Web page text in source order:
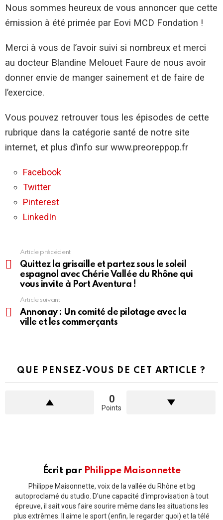
Nous sommes heureux de vous annoncer que cette
émission à été primée par Eovi MCD Fondation !
Merci à vous de l’avoir suivi si nombreux et merci
au docteur Blandine Melouet Faure de nous avoir
donner envie de manger sainement et de faire de
l’exercice.
Vous pouvez retrouver tous les épisodes de cette
rubrique dans la catégorie santé de notre site
internet, et plus d’info sur www.preoreppop.fr
Facebook
Twitter
Pinterest
LinkedIn
voir
Article précédent
Quittez la grisaille et partez sous le soleil
espagnol avec Chérie Vallée du Rhône qui
vous invite à Port Aventura !
Article suivant
Annonay : Un comité de pilotage avec la
ville et les commerçants
QUE PENSEZ-VOUS DE CET ARTICLE ?
0
Points
Écrit par Philippe Maisonnette
Philippe Maisonnette, voix de la vallée du Rhône et bg
autoproclamé du studio. D'une capacité d'improvisation à tout
épreuve, il sait vous faire sourire même dans les situations les
plus extrêmes. Il aime le sport (enfin, le regarder quoi) et la télé